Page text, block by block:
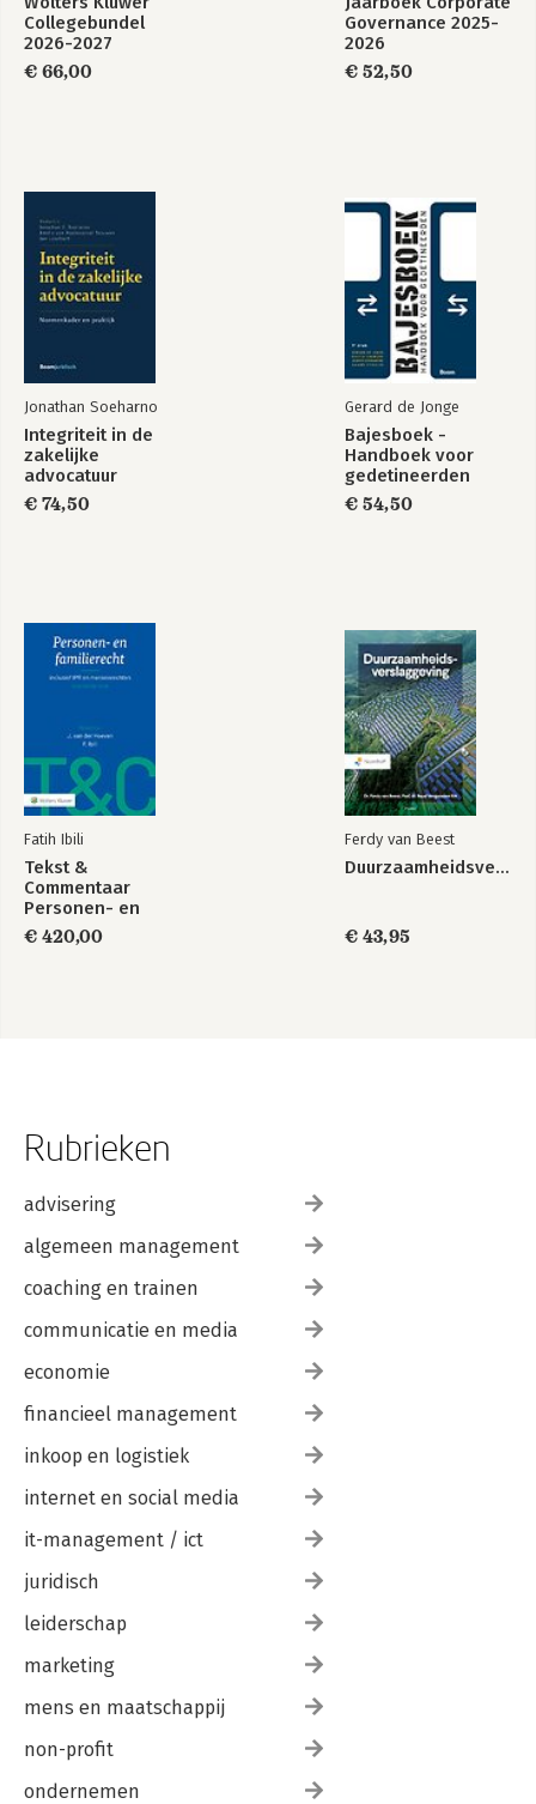
Collegebundel
2026-2027
€ 66,00
Governance 2025-
2026
€ 52,50
Jonathan Soeharno
Integriteit in de
zakelijke
advocatuur
€ 74,50
Gerard de Jonge
Bajesboek -
Handboek voor
gedetineerden
€ 54,50
Fatih Ibili
Tekst &
Commentaar
Personen- en
Familierecht
€ 420,00
Ferdy van Beest
Duurzaamheidsverslaggeving
€ 43,95
Rubrieken
advisering
algemeen management
coaching en trainen
communicatie en media
economie
financieel management
inkoop en logistiek
internet en social media
it-management / ict
juridisch
leiderschap
marketing
mens en maatschappij
non-profit
ondernemen